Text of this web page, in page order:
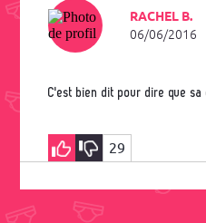
RACHEL B.
06/06/2016
C'est bien dit pour dire que
29